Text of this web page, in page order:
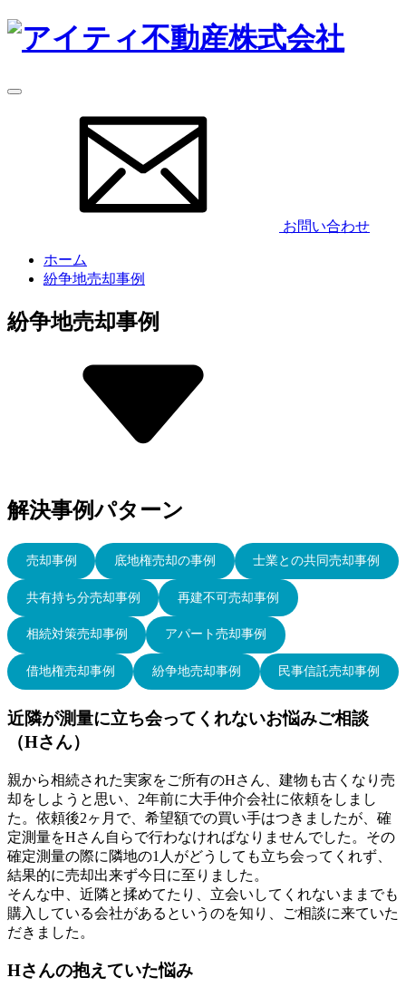
お問い合わせ
ホーム
紛争地売却事例
紛争地売却事例
解決事例パターン
売却事例 底地権売却の事例 士業との共同売却事例
共有持ち分売却事例 再建不可売却事例
相続対策売却事例 アパート売却事例
借地権売却事例 紛争地売却事例 民事信託売却事例
近隣が測量に立ち会ってくれないお悩みご相談
（Hさん）
親から相続された実家をご所有のHさん、建物も古くなり売
却をしようと思い、2年前に大手仲介会社に依頼をしまし
た。依頼後2ヶ月で、希望額での買い手はつきましたが、確
定測量をHさん自らで行わなければなりませんでした。その
確定測量の際に隣地の1人がどうしても立ち会ってくれず、
結果的に売却出来ず今日に至りました。
そんな中、近隣と揉めてたり、立会いしてくれないままでも
購入している会社があるというのを知り、ご相談に来ていた
だきました。
Hさんの抱えていた悩み